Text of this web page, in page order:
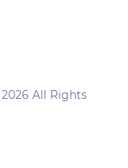
All Rights